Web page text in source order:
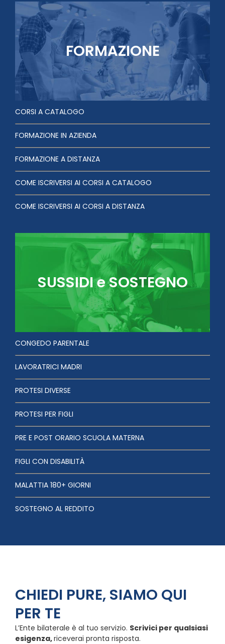
FORMAZIONE
CORSI A CATALOGO
FORMAZIONE IN AZIENDA
FORMAZIONE A DISTANZA
COME ISCRIVERSI AI CORSI A CATALOGO
COME ISCRIVERSI AI CORSI A DISTANZA
SUSSIDI e SOSTEGNO
CONGEDO PARENTALE
LAVORATRICI MADRI
PROTESI DIVERSE
PROTESI PER FIGLI
PRE E POST ORARIO SCUOLA MATERNA
FIGLI CON DISABILITÀ
MALATTIA 180+ GIORNI
SOSTEGNO AL REDDITO
CHIEDI PURE, SIAMO QUI
PER TE
L’Ente bilaterale è al tuo servizio. Scrivici per qualsiasi
esigenza,riceverai pronta risposta.